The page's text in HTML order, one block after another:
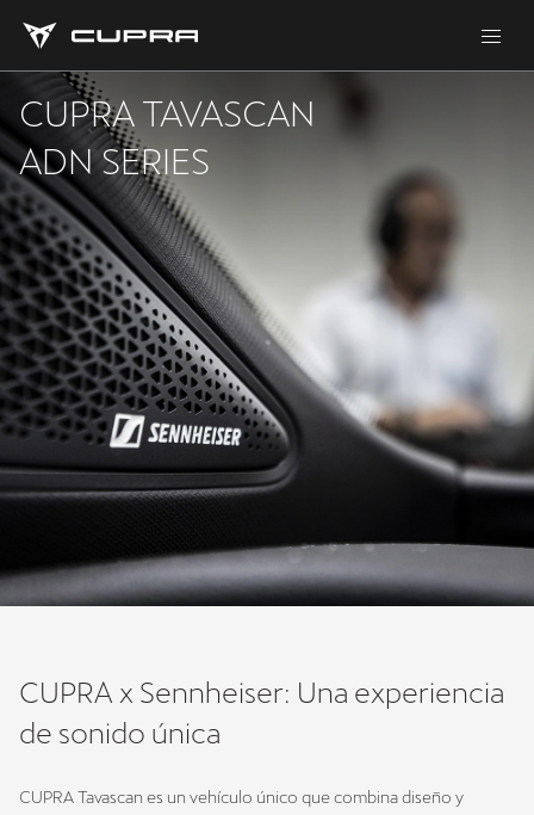
CUPRA TAVASCAN
ADN SERIES
CUPRA x Sennheiser: Una experiencia
de sonido única
CUPRA Tavascan es un vehículo único que combina diseño y